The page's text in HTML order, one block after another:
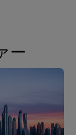
ー